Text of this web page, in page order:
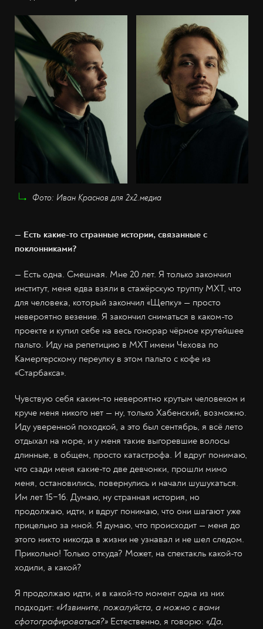
Фото: Иван Краснов для 2х2.медиа
— Есть какие-то странные истории, связанные с
поклонниками?
— Есть одна. Смешная. Мне 20 лет. Я только закончил
институт, меня едва взяли в стажёрскую труппу МХТ, что
для человека, который закончил «Щепку» — просто
невероятно везение. Я закончил сниматься в каком-то
проекте и купил себе на весь гонорар чёрное крутейшее
пальто. Иду на репетицию в МХТ имени Чехова по
Камергерскому переулку в этом пальто с кофе из
«Старбакса».
Чувствую себя каким-то невероятно крутым человеком и
круче меня никого нет — ну, только Хабенский, возможно.
Иду уверенной походкой, а это был сентябрь, я всё лето
отдыхал на море, и у меня такие выгоревшие волосы
длинные, в общем, просто катастрофа. И вдруг понимаю,
что сзади меня какие-то две девчонки, прошли мимо
меня, остановились, повернулись и начали шушукаться.
Им лет 15−16. Думаю, ну странная история, но
продолжаю, идти, и вдруг понимаю, что они шагают уже
прицельно за мной. Я думаю, что происходит — меня до
этого никто никогда в жизни не узнавал и не шел следом.
Прикольно! Только откуда? Может, на спектакль какой-то
ходили, а какой?
Я продолжаю идти, и в какой-то момент одна из них
подходит: «Извините, пожалуйста, а можно с вами
сфотографироваться?» Естественно, я говорю: «Да,